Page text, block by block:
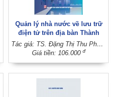
Quản lý nhà nước về lưu trữ
điện tử trên địa bàn Thành
phố Hồ Chí Minh - Lý luận và
thực tiễn (Sách chuyên khảo)
Tác giả: TS. Đặng Thị Thu Phương - TS. Vũ Thế Hoài (Đồng chủ biên)
Giá tiền: 106.000 đ